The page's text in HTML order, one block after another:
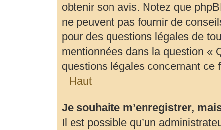
obtenir son avis. Notez que
ne peuvent pas fournir de
pour des questions légales de
mentionnées dans la question «
questions légales concernant ce
Haut
Je souhaite m’enregistrer,
Il est possible qu’un